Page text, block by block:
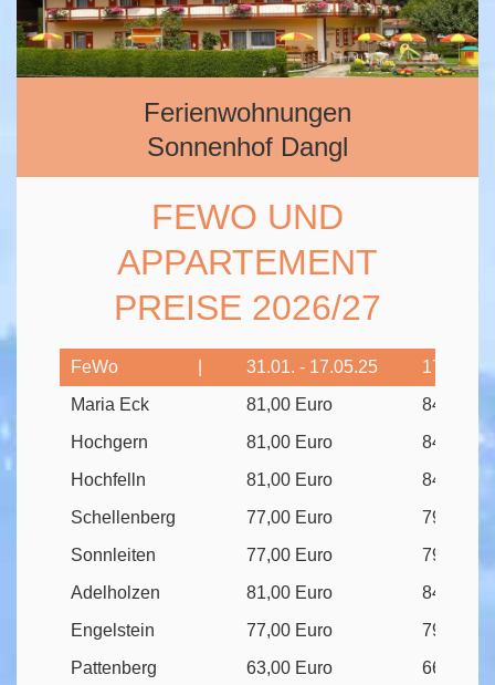
Ferienwohnungen
Sonnenhof Dangl
FEWO UND
APPARTEMENT
PREISE 2026/27
FeWo 31.01. - 17.05.25
17.05. -
Maria Eck
81,00 Euro
84,00
Hochgern
81,00 Euro
84,00
Hochfelln
81,00 Euro
84,00
Schellenberg
77,00 Euro
79,00
Sonnleiten
77,00 Euro
79,00
Adelholzen
81,00 Euro
84,00
Engelstein
77,00 Euro
79,00
Pattenberg
63,00 Euro
66,00